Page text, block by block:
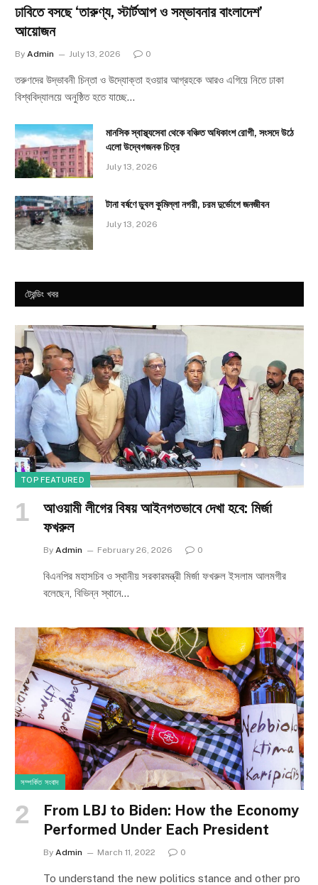
ঢাবিতে বসছে ‘তারুণ্য, স্টার্টআপ ও সম্ভাবনার বাংলাদেশ’
আয়োজন
By Admin July 13, 2026 0
তরুণদের উদ্ভাবনী চিন্তা ও উদ্যোক্তা হওয়ার আগ্রহকে আরও এগিয়ে নিতে ঢাকা
বিশ্ববিদ্যালয়ে অনুষ্ঠিত হতে যাচ্ছে…
মানসিক স্বাস্থ্যসেবা থেকে বঞ্চিত অধিকাংশ রোগী, সংসদে উঠে
এলো উদ্বেগজনক চিত্র
July 13, 2026
টানা বর্ষণে ডুবল কুমিল্লা নগরী, চরম দুর্ভোগে জনজীবন
July 13, 2026
ট্রেন্ডিং খবর
TOP FEATURED
আওয়ামী লীগের বিষয় আইনগতভাবে দেখা হবে: মির্জা
ফখরুল
By Admin February 26, 2026 0
বিএনপির মহাসচিব ও স্থানীয় সরকারমন্ত্রী মির্জা ফখরুল ইসলাম আলমগীর
বলেছেন, বিভিন্ন স্থানে…
সম্পর্কিত সংবাদ
From LBJ to Biden: How the Economy
Performed Under Each President
By Admin March 11, 2022 0
To understand the new politics stance and other pro